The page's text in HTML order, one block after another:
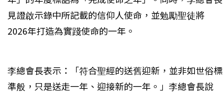
見證啟示錄中所記載的信仰人使命，並勉勵聖徒將
2026年打造為實踐使命的一年。
李總會長表示：「符合聖經的送舊迎新，並非如世俗標
準般，只是送走一年、迎接新的一年。」李總會長說